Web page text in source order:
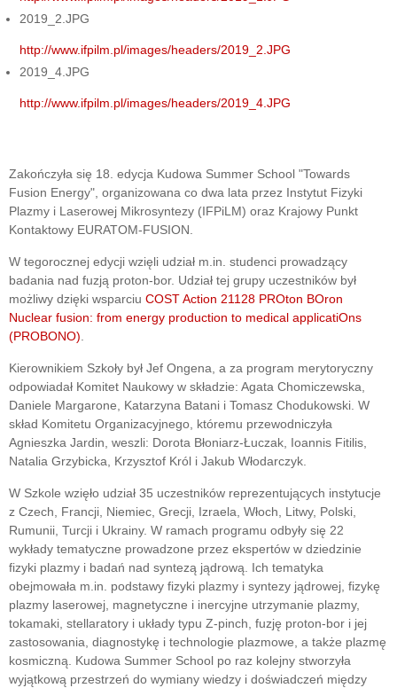
2019_2.JPG
http://www.ifpilm.pl/images/headers/2019_2.JPG
2019_4.JPG
http://www.ifpilm.pl/images/headers/2019_4.JPG
Zakończyła się 18. edycja Kudowa Summer School "Towards
Fusion Energy", organizowana co dwa lata przez Instytut Fizyki
Plazmy i Laserowej Mikrosyntezy (IFPiLM) oraz Krajowy Punkt
Kontaktowy EURATOM-FUSION.
W tegorocznej edycji wzięli udział m.in. studenci prowadzący
badania nad fuzją proton-bor. Udział tej grupy uczestników był
możliwy dzięki wsparciu COST Action 21128 PROton BOron
Nuclear fusion: from energy production to medical applicatiOns
(PROBONO).
Kierownikiem Szkoły był Jef Ongena, a za program merytoryczny
odpowiadał Komitet Naukowy w składzie: Agata Chomiczewska,
Daniele Margarone, Katarzyna Batani i Tomasz Chodukowski. W
skład Komitetu Organizacyjnego, któremu przewodniczyła
Agnieszka Jardin, weszli: Dorota Błoniarz-Łuczak, Ioannis Fitilis,
Natalia Grzybicka, Krzysztof Król i Jakub Włodarczyk.
W Szkole wzięło udział 35 uczestników reprezentujących instytucje
z Czech, Francji, Niemiec, Grecji, Izraela, Włoch, Litwy, Polski,
Rumunii, Turcji i Ukrainy. W ramach programu odbyły się 22
wykłady tematyczne prowadzone przez ekspertów w dziedzinie
fizyki plazmy i badań nad syntezą jądrową. Ich tematyka
obejmowała m.in. podstawy fizyki plazmy i syntezy jądrowej, fizykę
plazmy laserowej, magnetyczne i inercyjne utrzymanie plazmy,
tokamaki, stellaratory i układy typu Z-pinch, fuzję proton-bor i jej
zastosowania, diagnostykę i technologie plazmowe, a także plazmę
kosmiczną. Kudowa Summer School po raz kolejny stworzyła
wyjątkową przestrzeń do wymiany wiedzy i doświadczeń między